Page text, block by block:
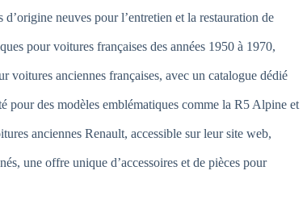
d’origine neuves pour l’entretien et la restauration de
pour voitures françaises des années 1950 à 1970,
voitures anciennes françaises, avec un catalogue dédié
pour des modèles emblématiques comme la R5 Alpine et
anciennes Renault, accessible sur leur site web,
une offre unique d’accessoires et de pièces pour